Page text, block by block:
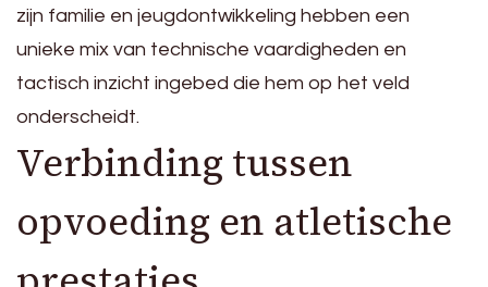
zijn familie en jeugdontwikkeling hebben een
unieke mix van technische vaardigheden en
tactisch inzicht ingebed die hem op het veld
onderscheidt.
Verbinding tussen
opvoeding en atletische